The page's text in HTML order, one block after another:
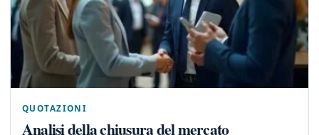
QUOTAZIONI
Analisi della chiusura del mercato